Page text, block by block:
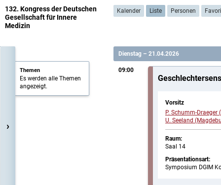
132. Kongress der Deutschen
Gesellschaft für Innere
Medizin
Kalender Liste Personen
›
Themen
Es werden alle Themen
angezeigt.
Dienstag – 21.04.2026
09:00
Vorsitz
P. Schumm-Draeger
U. Seeland
Raum:
Saal 14
Präsentationsart:
Symposium DGIM